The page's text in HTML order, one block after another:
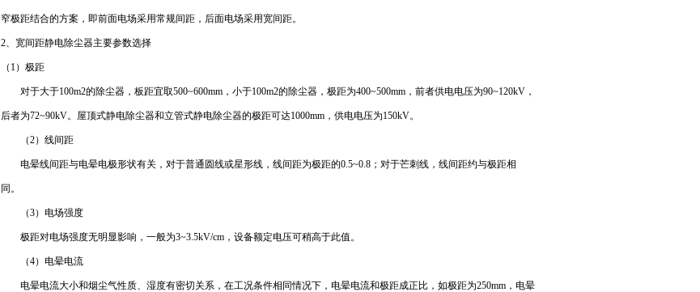
窄极距结合的方案，即前面电场采用常规间距，后面电场采用宽间距。
2、宽间距静电除尘器主要参数选择
（1）极距
对于大于100m2的除尘器，板距宜取500~600mm，小于100m2的除尘器，极距为400~500mm，前者供电电压为90~120kV，
后者为72~90kV。屋顶式静电除尘器和立管式静电除尘器的极距可达1000mm，供电电压为150kV。
（2）线间距
电晕线间距与电晕电极形状有关，对于普通圆线或星形线，线间距为极距的0.5~0.8；对于芒刺线，线间距约与极距相
同。
（3）电场强度
极距对电场强度无明显影响，一般为3~3.5kV/cm，设备额定电压可稍高于此值。
（4）电晕电流
电晕电流大小和烟尘气性质、湿度有密切关系，在工况条件相同情况下，电晕电流和极距成正比，如极距为250mm，电晕